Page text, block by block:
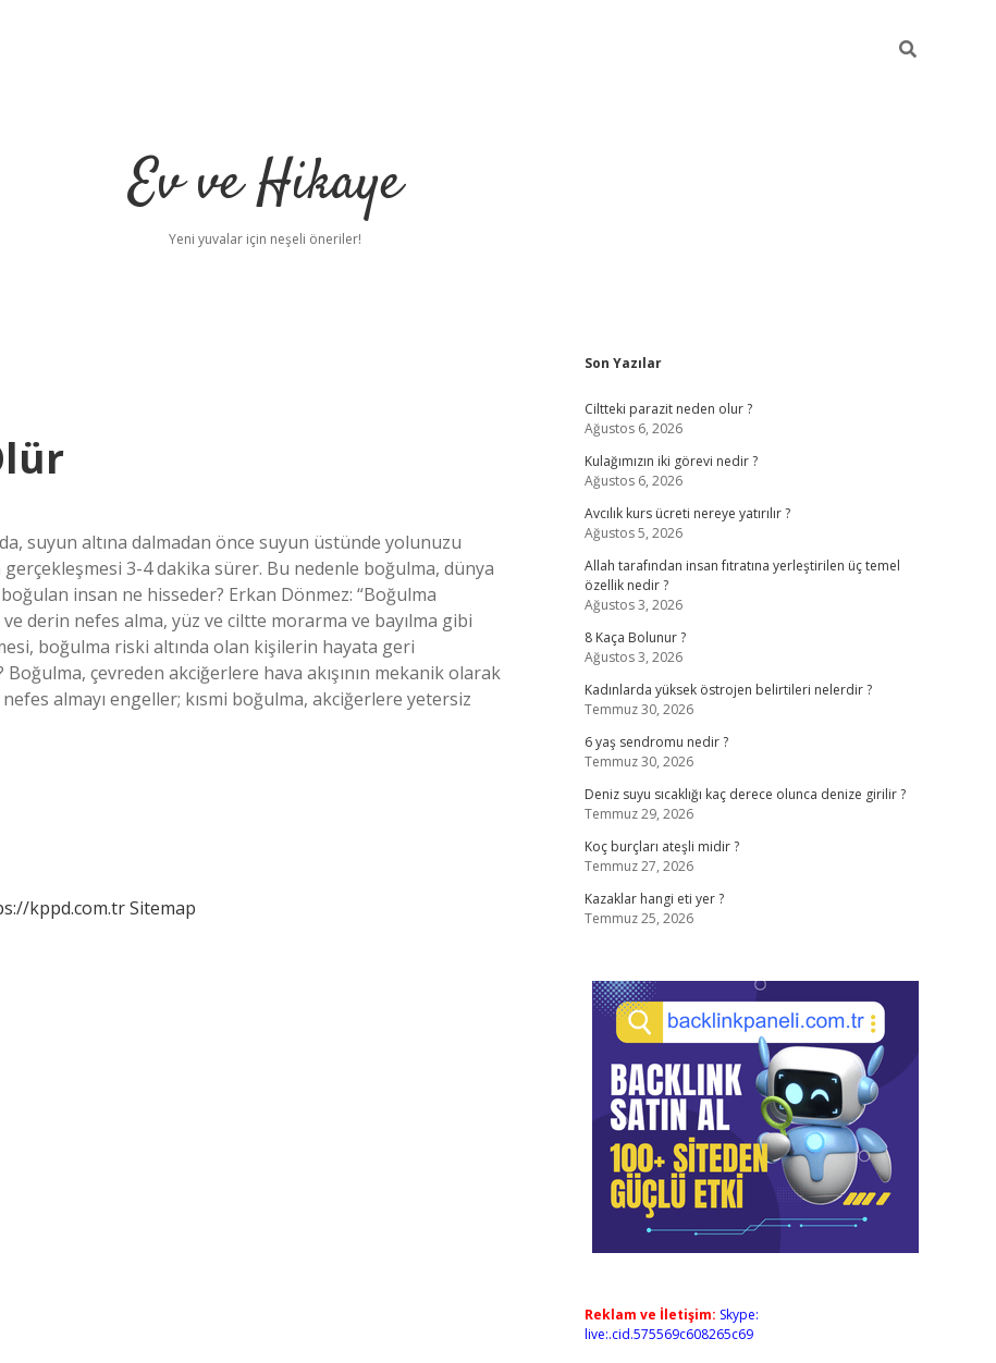
Ev ve Hikaye
Yeni yuvalar için neşeli öneriler!
suyun altına dalmadan önce suyun üstünde yolunuzu
3-4 dakika sürer. Bu nedenle boğulma, dünya
insan ne hisseder? Erkan Dönmez: “Boğulma
ve derin nefes alma, yüz ve ciltte morarma ve bayılma gibi
boğulma riski altında olan kişilerin hayata geri
çevreden akciğerlere hava akışının mekanik olarak
almayı engeller; kısmi boğulma, akciğerlere yetersiz
kppd.com.trSitemap
Sidebar
Son Yazılar
Ciltteki parazit neden olur ?
Ağustos 6, 2026
Kulağımızın iki görevi nedir ?
Ağustos 6, 2026
Avcılık kurs ücreti nereye yatırılır ?
Ağustos 5, 2026
Allah tarafından insan fıtratına yerleştirilen üç temel
özellik nedir ?
Ağustos 3, 2026
8 Kaça Bolunur ?
Ağustos 3, 2026
Kadınlarda yüksek östrojen belirtileri nelerdir ?
Temmuz 30, 2026
6 yaş sendromu nedir ?
Temmuz 30, 2026
Deniz suyu sıcaklığı kaç derece olunca denize girilir ?
Temmuz 29, 2026
Koç burçları ateşli midir ?
Temmuz 27, 2026
Kazaklar hangi eti yer ?
Temmuz 25, 2026
Reklam ve İletişim: Skype:
live:.cid.575569c608265c69